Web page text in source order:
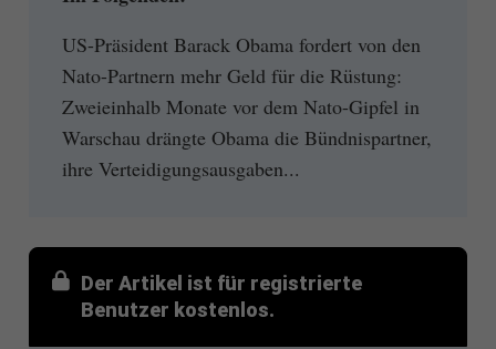
US-Präsident Barack Obama fordert von den
Nato-Partnern mehr Geld für die Rüstung:
Zweieinhalb Monate vor dem Nato-Gipfel in
Warschau drängte Obama die Bündnispartner,
ihre Verteidigungsausgaben...
Der Artikel ist für registrierte
Benutzer kostenlos.